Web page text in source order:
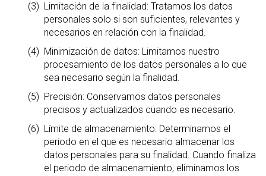
Limitación de la finalidad: Tratamos los datos
personales solo si son suficientes, relevantes y
necesarios en relación con la finalidad.
Minimización de datos: Limitamos nuestro
procesamiento de los datos personales a lo que
sea necesario según la finalidad.
Precisión: Conservamos datos personales
precisos y actualizados cuando es necesario.
Límite de almacenamiento: Determinamos el
periodo en el que es necesario almacenar los
datos personales para su finalidad. Cuando finaliza
el periodo de almacenamiento, eliminamos los